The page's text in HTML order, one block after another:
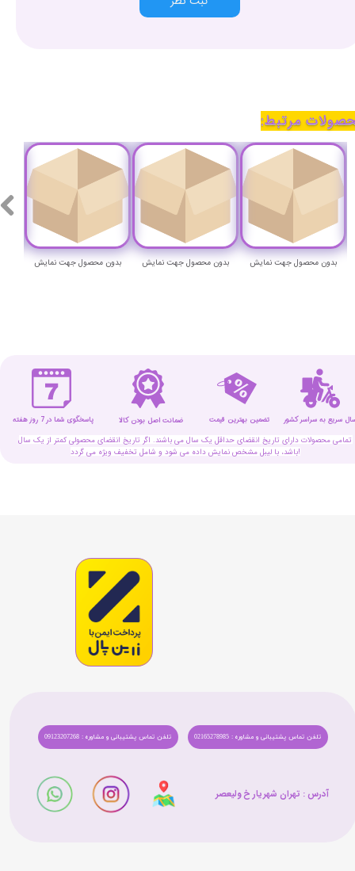
بدون محصول جهت نمایش بدون محصول جهت نمایش بدون محصول جهت نمایش
مرتبط:
تمامی محصولات دارای تاریخ انقضای حداقل یک سال می باشند. اگر تاریخ انقضای محصولی کمتر از یک سال
باشد، با لیبل مشخص نمایش داده می شود و شامل تخفیف ویژه می گردد!
ضمانت اصل بودن کالا تضمین بهترین قیمت پاسخگوی شما در 7 روز هفته سریع به سراسر کشور
تلفن تماس پشتیبانی و مشاوره : 09123207268 تلفن تماس پشتیبانی و مشاوره : 02165278985
آدرس : تهران شهریار خ ولیعصر​​​​​​​